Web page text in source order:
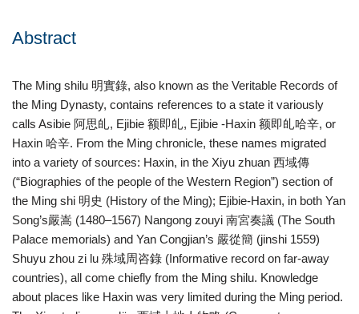
Abstract
The Ming shilu 明實錄, also known as the Veritable Records of
the Ming Dynasty, contains references to a state it variously
calls Asibie 阿思癿, Ejibie 额即癿, Ejibie -Haxin 额即癿哈辛, or
Haxin 哈辛. From the Ming chronicle, these names migrated
into a variety of sources: Haxin, in the Xiyu zhuan 西域傳
(“Biographies of the people of the Western Region”) section of
the Ming shi 明史 (History of the Ming); Ejibie-Haxin, in both Yan
Song’s嚴嵩 (1480–1567) Nangong zouyi 南宮奏議 (The South
Palace memorials) and Yan Congjian’s 嚴從簡 (jinshi 1559)
Shuyu zhou zi lu 殊域周咨錄 (Informative record on far-away
countries), all come chiefly from the Ming shilu. Knowledge
about places like Haxin was very limited during the Ming period.